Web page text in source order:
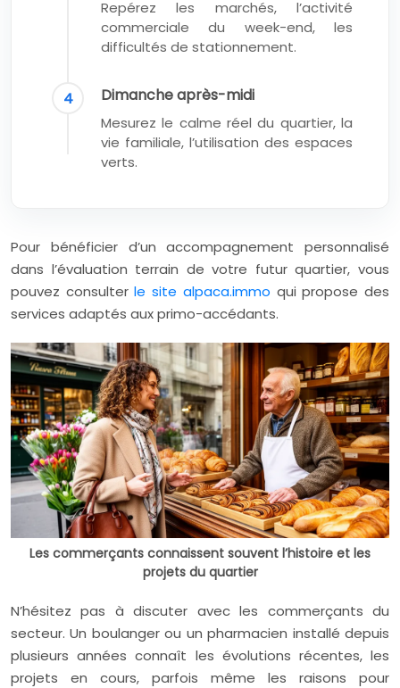
Repérez les marchés, l’activité
commerciale du week-end, les
difficultés de stationnement.
Dimanche après-midi
Mesurez le calme réel du quartier, la
vie familiale, l’utilisation des espaces
verts.
Pour bénéficier d’un accompagnement personnalisé
dans l’évaluation terrain de votre futur quartier, vous
pouvez consulterle site alpaca.immo qui propose des
services adaptés aux primo-accédants.
Les commerçants connaissent souvent l’histoire et les
projets du quartier
N’hésitez pas à discuter avec les commerçants du
secteur. Un boulanger ou un pharmacien installé depuis
plusieurs années connaît les évolutions récentes, les
projets en cours, parfois même les raisons pour